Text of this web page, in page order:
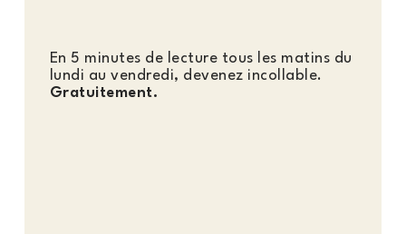
En 5 minutes de lecture tous les matins du
lundi au vendredi, devenez incollable.
Gratuitement.